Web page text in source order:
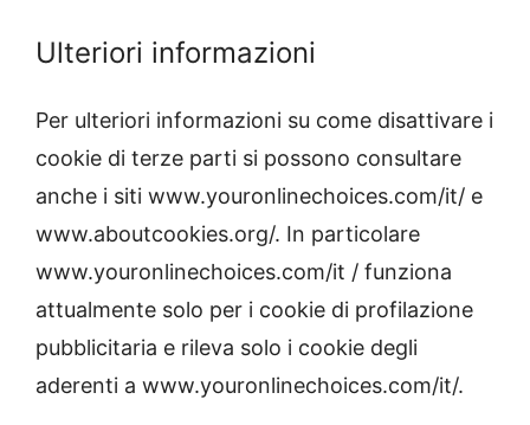
Ulteriori informazioni
Per ulteriori informazioni su come disattivare i
cookie di terze parti si possono consultare
anche i siti www.youronlinechoices.com/it/ e
www.aboutcookies.org/. In particolare
www.youronlinechoices.com/it / funziona
attualmente solo per i cookie di profilazione
pubblicitaria e rileva solo i cookie degli
aderenti a www.youronlinechoices.com/it/.